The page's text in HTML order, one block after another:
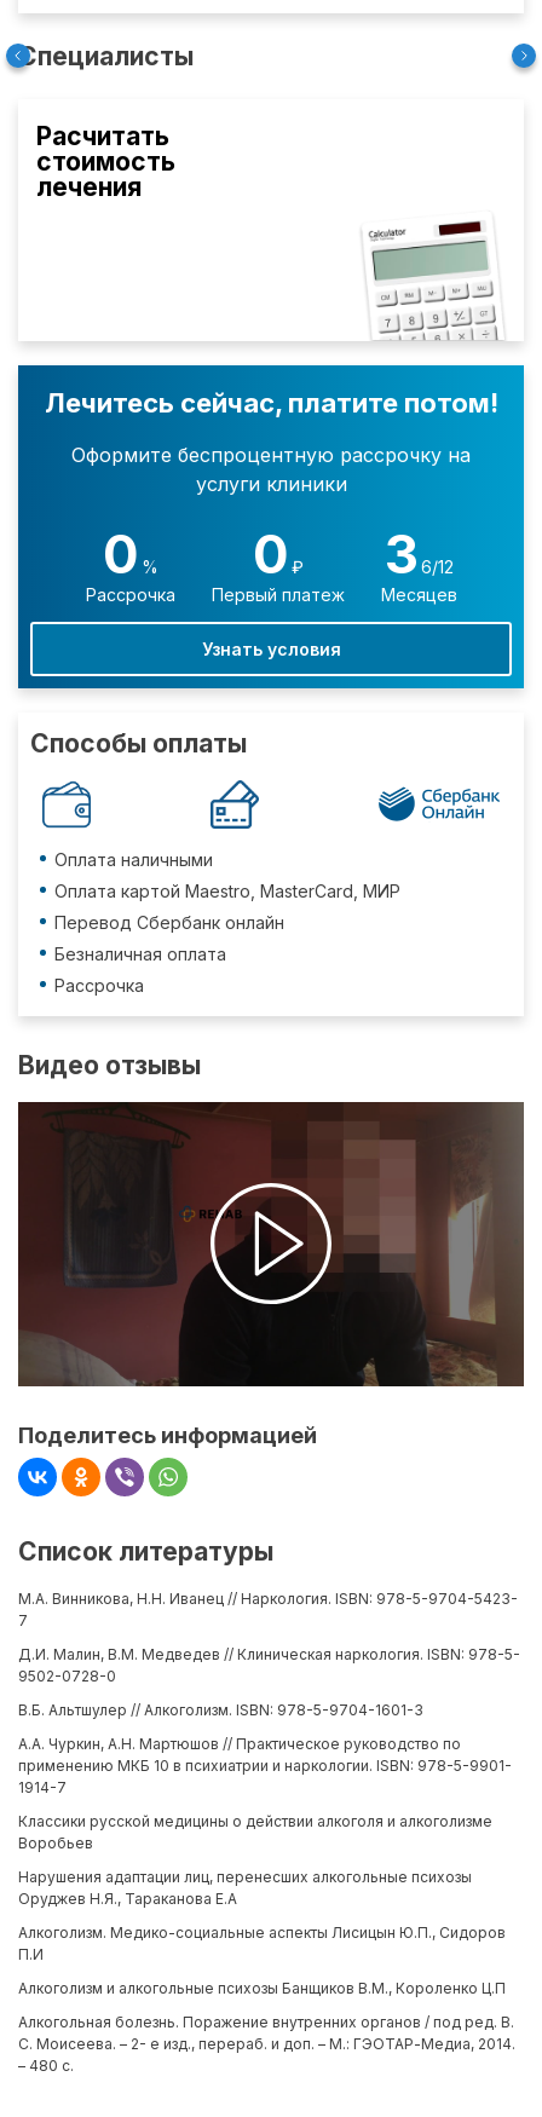
Специалисты
Расчитать
стоимость
лечения
Лечитесь сейчас, платите потом!
Оформите беспроцентную рассрочку на
услуги клиники
0 %
Рассрочка
0 ₽
Первый платеж
3 6/12
Месяцев
Узнать условия
Способы оплаты
Оплата наличными
Оплата картой Maestro, MasterCard, МИР
Перевод Сбербанк онлайн
Безналичная оплата
Рассрочка
Видео отзывы
Поделитесь информацией
Список литературы
М.А. Винникова, Н.Н. Иванец // Наркология. ISBN: 978-5-9704-5423-
7
Д.И. Малин, В.М. Медведев // Клиническая наркология. ISBN: 978-5-
9502-0728-0
В.Б. Альтшулер // Алкоголизм. ISBN: 978-5-9704-1601-3
А.А. Чуркин, А.Н. Мартюшов // Практическое руководство по
применению МКБ 10 в психиатрии и наркологии. ISBN: 978-5-9901-
1914-7
Классики русской медицины о действии алкоголя и алкоголизме
Воробьев
Нарушения адаптации лиц, перенесших алкогольные психозы
Оруджев Н.Я., Тараканова Е.А
Алкоголизм. Медико-социальные аспекты Лисицын Ю.П., Сидоров
П.И
Алкоголизм и алкогольные психозы Банщиков В.М., Короленко Ц.П
Алкогольная болезнь. Поражение внутренних органов / под ред. В.
С. Моисеева. – 2- е изд., перераб. и доп. – М.: ГЭОТАР-Медиа, 2014.
– 480 с.